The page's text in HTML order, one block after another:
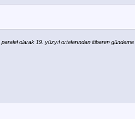
olarak 19. yüzyıl ortalarından itibaren